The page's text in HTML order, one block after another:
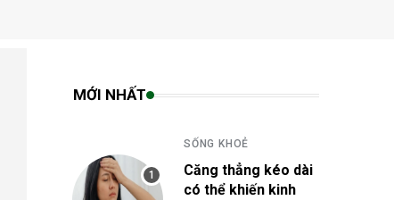
MỚI NHẤT
SỐNG KHOẺ
Căng thẳng kéo dài
có thể khiến kinh